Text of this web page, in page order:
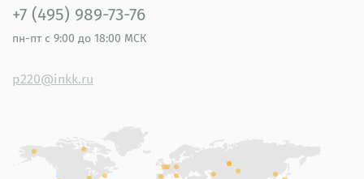
+7 (495) 989-73-76
пн-пт с 9:00 до 18:00 МСК
p220@inkk.ru